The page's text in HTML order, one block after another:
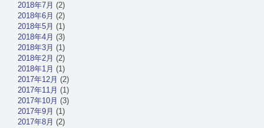
2018年7月 (2)
2018年6月 (2)
2018年5月 (1)
2018年4月 (3)
2018年3月 (1)
2018年2月 (2)
2018年1月 (1)
2017年12月 (2)
2017年11月 (1)
2017年10月 (3)
2017年9月 (1)
2017年8月 (2)